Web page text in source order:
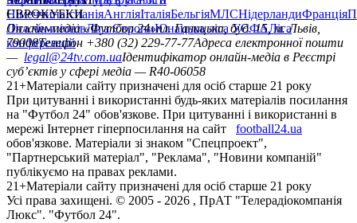
НімеччинаІспаніяАнгліяІталіяБельгіяМЛСНідерландиФранція
ЄВРОКУБКИ
Ліга чемпіонівЛіга ЄвропиЮнацька ліга УЄФАЛіга
конференцій
Онлайн-медіа «Футбол 24»пл. Галицька, буд. 15, м. Львів,
79008Телефон +380 (32) 229-77-77Адреса електронної пошти
— legal@24tv.com.uaІдентифікатор онлайн-медіа в Реєстрі
суб’єктів у сфері медіа — R40-06058
21+Матеріали сайту призначені для осіб старше 21 року
При цитуванні і використанні будь-яких матеріалів посилання
на "Футбол 24" обов'язкове. При цитуванні і використанні в
мережі Інтернет гіперпосилання на сайт
football24.ua
обов'язкове. Матеріали зі знаком "Спецпроект",
"Партнерський матеріал", "Реклама", "Новини компаній"
публікуємо на правах реклами.
21+Матеріали сайту призначені для осіб старше 21 року
Усi права захищенi. © 2005 - 2026 , ПрАТ "Телерадіокомпанія
Люкс". "Футбол 24".